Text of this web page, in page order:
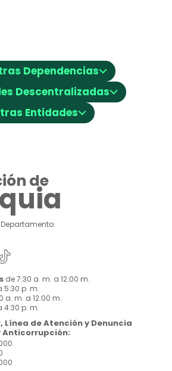
Dependencias⌵
Descentralizadas⌵
Entidades⌵
de
de 7:30 a. m. a 12:00 m.
5:30 p. m.
a. m. a 12:00 m.
4:30 p. m.
Línea de Atención y Denuncia
Anticorrupción: